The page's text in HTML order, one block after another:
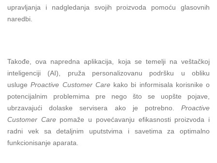
upravljanja i nadgledanja svojih proizvoda pomoću glasovnih
naredbi.
Takođe, ova napredna aplikacija, koja se temelji na veštačkoj
inteligenciji (AI), pruža personalizovanu podršku u obliku
uslugeProactive Customer Carekako bi informisala korisnike o
potencijalnim problemima pre nego što se uopšte pojave,
ubrzavajući dolaske servisera ako je potrebno. Proactive
Customer Carepomaže u povećavanju efikasnosti proizvoda i
radni vek sa detaljnim uputstvima i savetima za optimalno
funkcionisanje aparata.